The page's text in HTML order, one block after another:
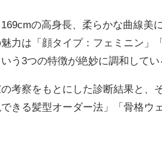
の高身長、柔らかな曲線美
は「顔タイプ：フェミニン」
う3つの特徴が絶妙に調和してい
考察をもとにした診断結果と、
きる髪型オーダー法」「骨格ウ